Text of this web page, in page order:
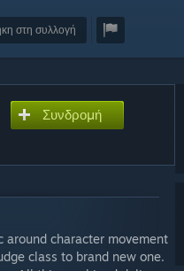
στη συλλογή
Συνδρομή
around character movement
class to brand new one.